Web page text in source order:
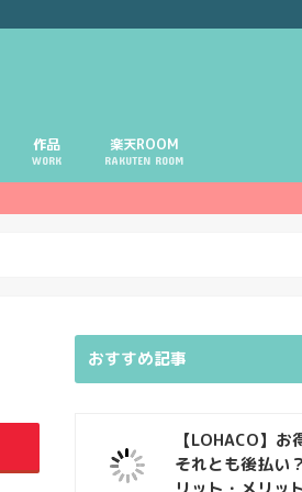
作品
WORK
楽天ROOM
RAKUTEN ROOM
おすすめ記事
【LOHACO】
それとも後払い